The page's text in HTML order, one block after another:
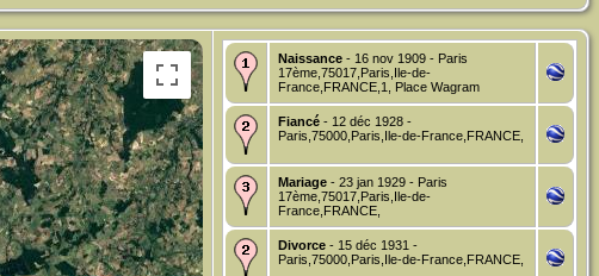
Naissance - 16 nov 1909 - Paris
17ème,75017,Paris,Ile-de-
France,FRANCE,1, Place Wagram
Fiancé - 12 déc 1928 -
Paris,75000,Paris,Ile-de-France,FRANCE,
Mariage - 23 jan 1929 - Paris
17ème,75017,Paris,Ile-de-
France,FRANCE,
Divorce - 15 déc 1931 -
Paris,75000,Paris,Ile-de-France,FRANCE,